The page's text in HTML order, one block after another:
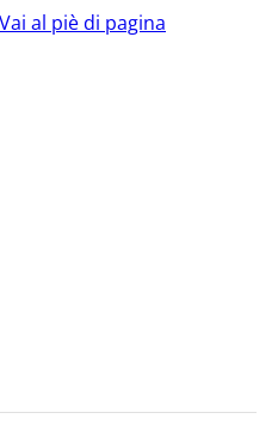
Vai al piè di pagina